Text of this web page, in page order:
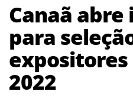
Canaã abre
para
expositores
2022